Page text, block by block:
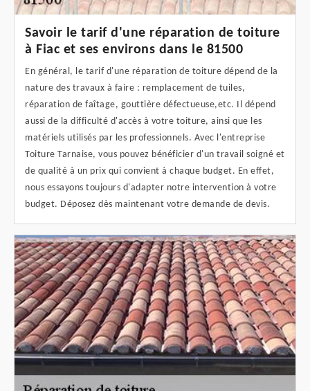
Savoir le tarif d'une réparation de toiture
à Fiac et ses environs dans le 81500
En général, le tarif d'une réparation de toiture dépend de la
nature des travaux à faire : remplacement de tuiles,
réparation de faîtage, gouttière défectueuse,etc. Il dépend
aussi de la difficulté d'accès à votre toiture, ainsi que les
matériels utilisés par les professionnels. Avec l'entreprise
Toiture Tarnaise, vous pouvez bénéficier d'un travail soigné et
de qualité à un prix qui convient à chaque budget. En effet,
nous essayons toujours d'adapter notre intervention à votre
budget. Déposez dès maintenant votre demande de devis.